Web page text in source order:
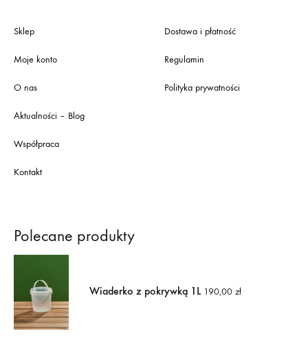
Sklep
Moje konto
O nas
Aktualności – Blog
Współpraca
Kontakt
Dostawa i płatność
Regulamin
Polityka prywatności
Polecane produkty
Wiaderko z pokrywką 1L 190,00 zł